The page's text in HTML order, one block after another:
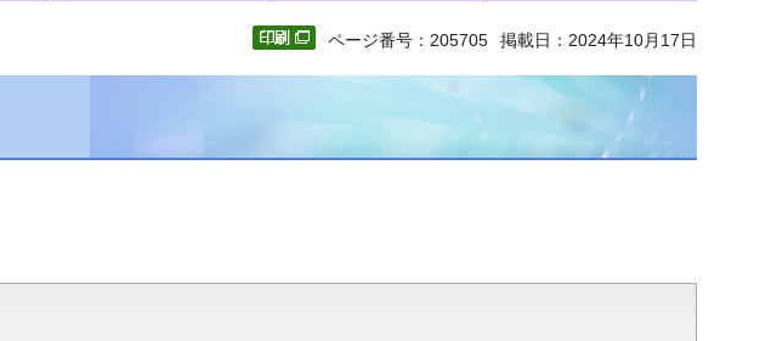
ページ番号：205705 掲載日：2024年10月17日